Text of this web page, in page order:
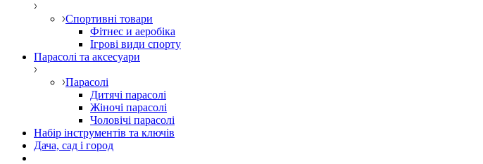
Спортивні товари
Фітнес и аеробіка
Ігрові види спорту
Парасолі та аксесуари
Парасолі
Дитячі парасолі
Жіночі парасолі
Чоловічі парасолі
Набір інструментів та ключів
Дача, сад і город